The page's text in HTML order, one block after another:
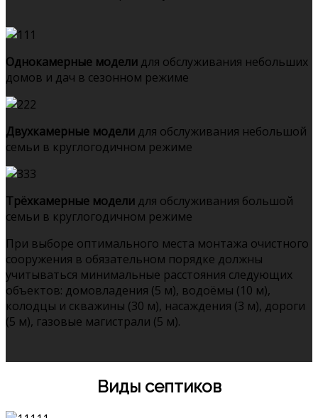
Однокамерные модели для обслуживания небольших
домов и дач в сезонном режиме
Двухкамерные модели для обслуживания небольшой
семьи в круглогодичном режиме
Трёхкамерные модели для обслуживания большой
семьи в круглогодичном режиме
При выборе оптимального места монтажа очистного
сооружения в обязательном порядке должны
учитываться минимальные расстояния следующих
объектов: домовладения (5 м), водоёмы (10 м),
колодцы и скважины (30 м), насаждения (3 м), дороги
(5 м), газовые магистрали (5 м).
Виды септиков